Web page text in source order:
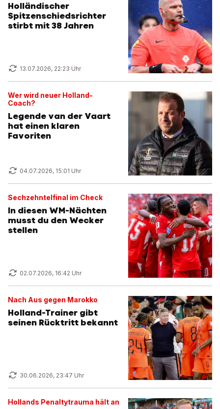
Holländischer
Spitzenschiedsrichter
stirbt mit 38 Jahren
13.07.2026, 22:23 Uhr
Wer wird neuer Holland-
Coach?
Legende van der Vaart
hat einen klaren
Favoriten
04.07.2026, 15:01 Uhr
Sechzehntelfinal im Check
In diesen WM-Nächten
musst du den Wecker
stellen
02.07.2026, 16:42 Uhr
Nach Aus gegen Marokko
Holland-Trainer gibt
seinen Rücktritt bekannt
30.06.2026, 23:47 Uhr
Hollands Penaltytrauma hält an